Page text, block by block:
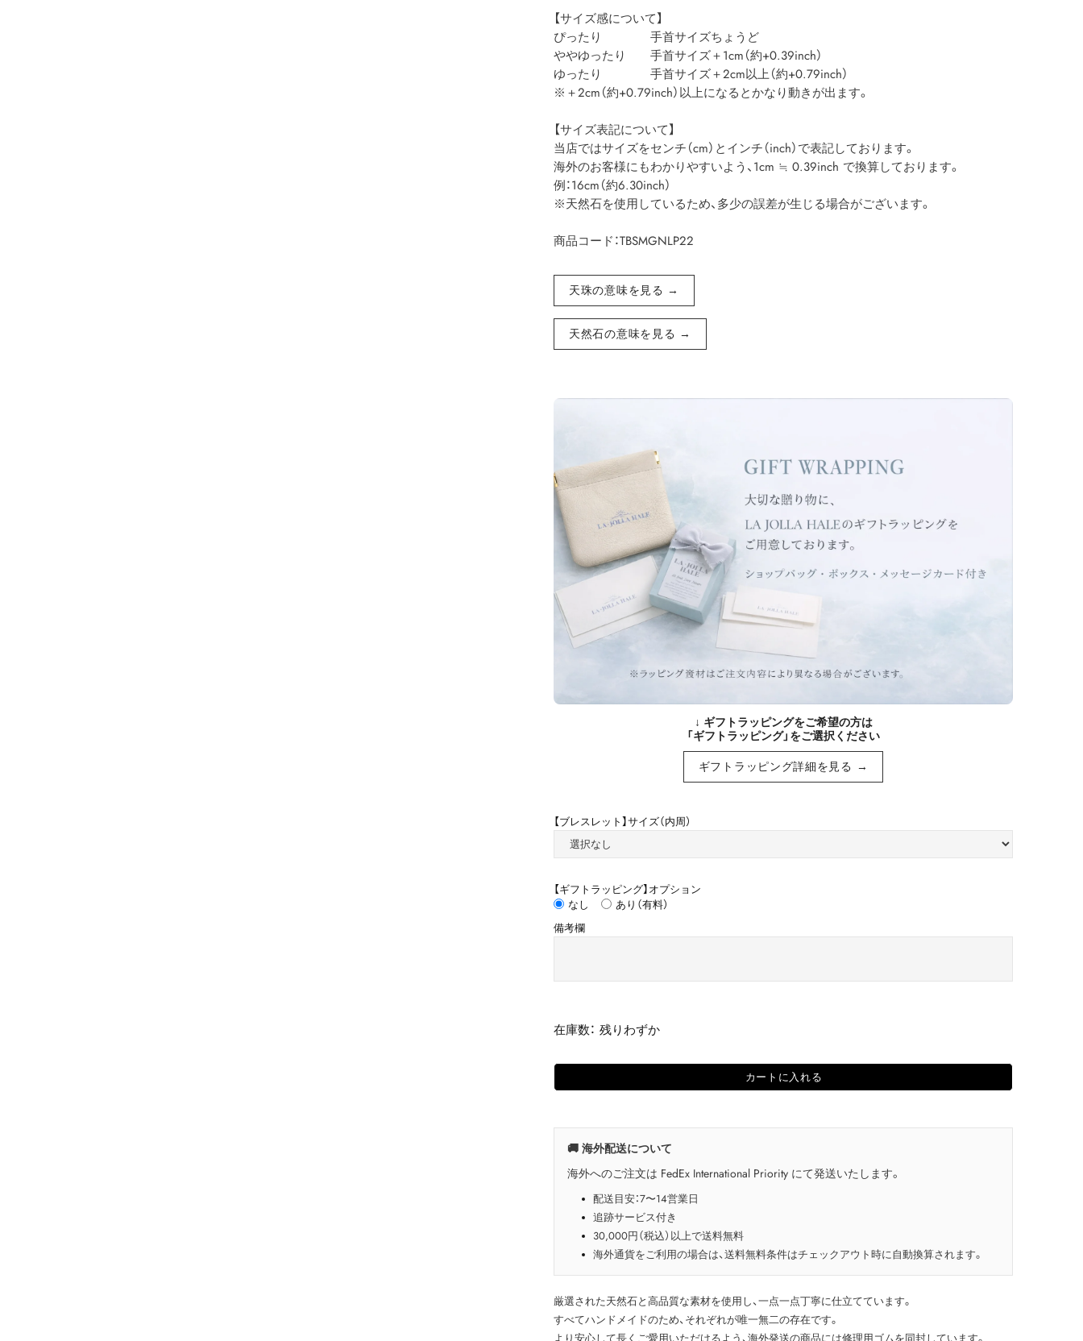
【サイズ感について】
ぴったり 手首サイズちょうど
ややゆったり 手首サイズ＋1cm（約+0.39inch）
ゆったり 手首サイズ＋2cm以上（約+0.79inch）
※＋2cm（約+0.79inch）以上になるとかなり動きが出ます。
【サイズ表記について】
当店ではサイズをセンチ（cm）とインチ（inch）で表記しております。
海外のお客様にもわかりやすいよう、1cm ≒ 0.39inch で換算しております。
例：16cm（約6.30inch）
※天然石を使用しているため、多少の誤差が生じる場合がございます。
商品コード：TBSMGNLP22
天珠の意味を見る →
天然石の意味を見る →
↓ ギフトラッピングをご希望の方は
「ギフトラッピング」をご選択ください
ギフトラッピング詳細を見る →
【ブレスレット】サイズ（内周）
【ギフトラッピング】オプション
なし
あり（有料）
備考欄
在庫数： 残りわずか
カートに入れる
🚚 海外配送について
海外へのご注文は FedEx International Priority にて発送いたします。
配送目安：7〜14営業日
追跡サービス付き
30,000円（税込）以上で送料無料
海外通貨をご利用の場合は、送料無料条件はチェックアウト時に自動換算されます。
厳選された天然石と高品質な素材を使用し、一点一点丁寧に仕立てています。
すべてハンドメイドのため、それぞれが唯一無二の存在です。